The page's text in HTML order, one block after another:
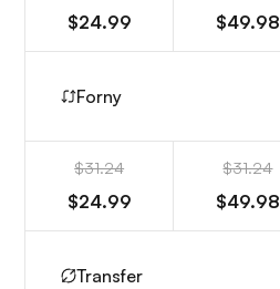
$24.99 $49.98
Forny
$31.24
$24.99
$31.24
$49.98
Transfer